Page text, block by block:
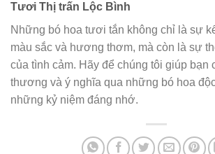
Tươi Thị trấn Lộc Bình
Những bó hoa tươi tắn không chỉ là sự
màu sắc và hương thơm, mà còn là sự
của tình cảm. Hãy để chúng tôi giúp bạn
thương và ý nghĩa qua những bó hoa
những kỷ niệm đáng nhớ.